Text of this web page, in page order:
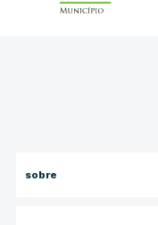
sobre